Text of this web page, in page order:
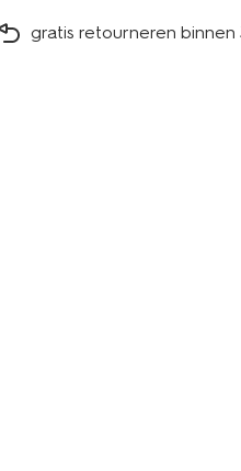
gratis retourneren binnen